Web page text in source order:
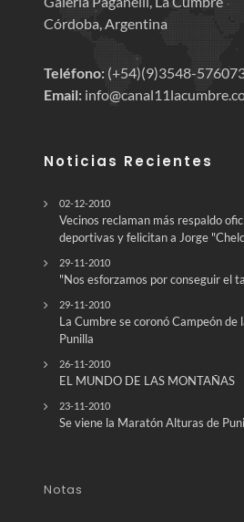
Córdoba, Argentina
Teléfono: (+54)(9)3548-
Email:
Noticias Recientes
02-12-2010
Vecinos reclaman más respaldo
deportivas y felicitan a Jorge
29-11-2010
"Nos esforzamos por conseguir el
29-11-2010
La Cumbre se coronó Campeón de
Punilla
26-11-2010
EL MUNDO DE LAS MONTAÑAS
23-11-2010
Se viene la Maratón Alturas de
Notas